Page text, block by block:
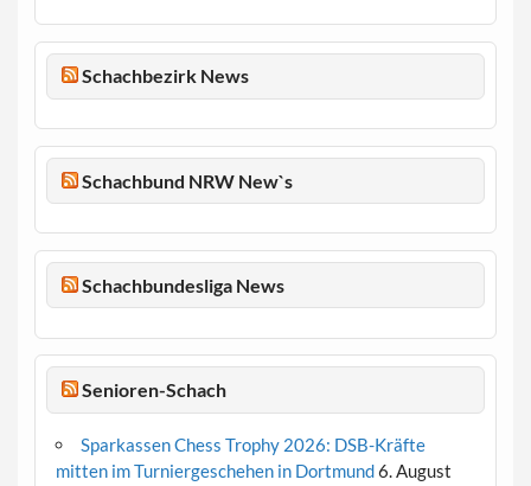
Schachbezirk News
Schachbund NRW New`s
Schachbundesliga News
Senioren-Schach
Sparkassen Chess Trophy 2026: DSB-Kräfte
mitten im Turniergeschehen in Dortmund6. August